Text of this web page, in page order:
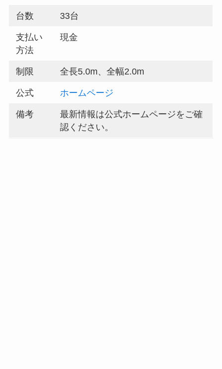
台数 33台
支払い
方法
現金
制限 全長5.0m、全幅2.0m
公式 ホームページ
備考
最新情報は公式ホームページをご確
認ください。